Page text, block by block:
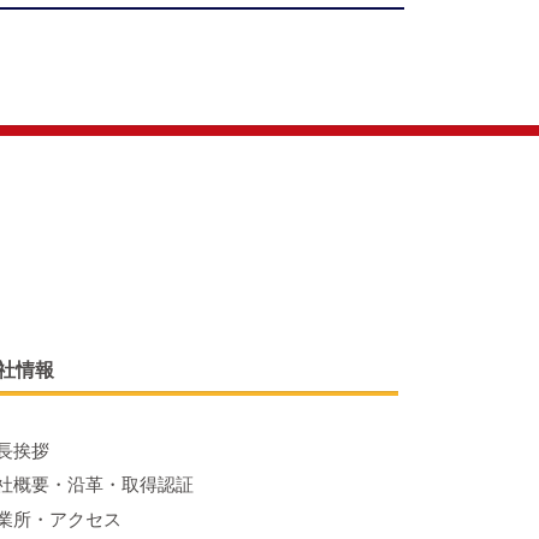
情報
挨拶
概要・沿革・取得認証
所・アクセス